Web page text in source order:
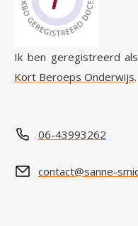
Ik ben geregistreerd
Kort Beroeps Onderwijs.
06-43993262
contact@sanne-